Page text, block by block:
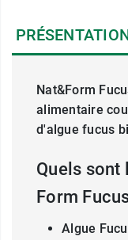
Nat&Form
alimentaire
d'algue fucus
Quels sont
Form
Algue